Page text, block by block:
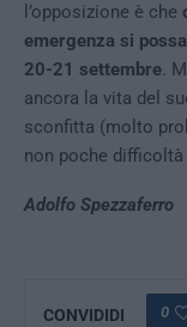
l’opposizione è che
emergenza si
20-21 settembre.
ancora la vita del
sconfitta (molto
non poche
Adolfo Spezzaferro
CONVIDIDI 0